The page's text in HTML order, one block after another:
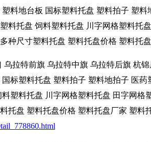
料地台板 国标塑料托盘 塑料拍子 塑
料托盘 饲料塑料托盘 川字网格塑料托
种尺寸塑料托盘 塑料托盘价格 塑料托
乌拉特前旗 乌拉特中旗 乌拉特后旗 杭
标塑料托盘 塑料拍子 塑料地拍子 医
塑料托盘 川字网格塑料托盘 田字网
托盘 塑料托盘价格 塑料托盘厂家 塑料